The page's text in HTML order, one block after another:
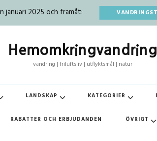
januari 2025 och framåt:
Hemomkringvandring
vandring | friluftsliv | utflyktsmål | natur
LANDSKAP KATEGORIER
RABATTER OCH ERBJUDANDEN ÖVRIGT